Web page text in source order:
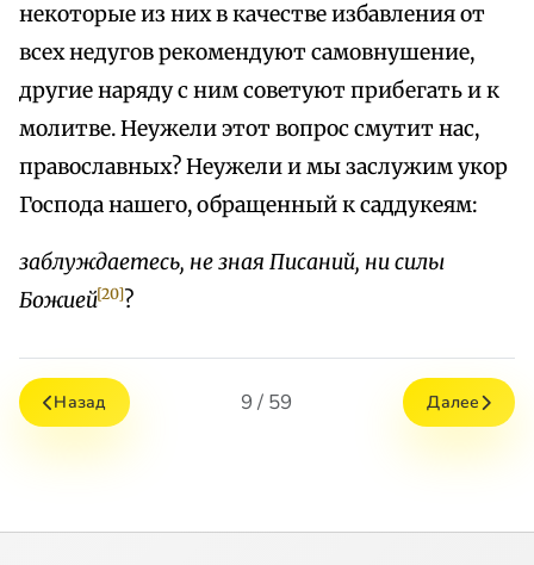
некоторые из них в качестве избавления от
всех недугов рекомендуют самовнушение,
другие наряду с ним советуют прибегать и к
молитве. Неужели этот вопрос смутит нас,
православных? Неужели и мы заслужим укор
Господа нашего, обращенный к саддукеям:
заблуждаетесь, не зная Писаний, ни силы
Божией[20]?
Назад 9 / 59 Далее